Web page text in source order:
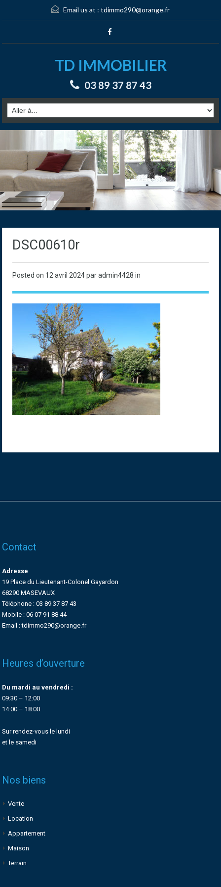
Email us at : tdimmo290@orange.fr
TD IMMOBILIER
03 89 37 87 43
DSC00610r
Posted on 12 avril 2024par admin4428 in
Contact
Adresse
19 Place du Lieutenant-Colonel Gayardon
68290 MASEVAUX
Téléphone : 03 89 37 87 43
Mobile : 06 07 91 88 44
Email : tdimmo290@orange.fr
Heures d’ouverture
Du mardi au vendredi :
09:30 – 12:00
14:00 – 18:00
Sur rendez-vous le lundi
et le samedi
Nos biens
Vente
Location
Appartement
Maison
Terrain